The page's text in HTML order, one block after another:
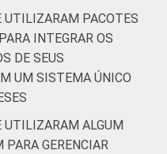
e
3
e
5
e
4
UTILIZARAM PACOTES
INTEGRAR OS
DE SEUS
UM SISTEMA ÚNICO
UTILIZARAM ALGUM
GERENCIAR